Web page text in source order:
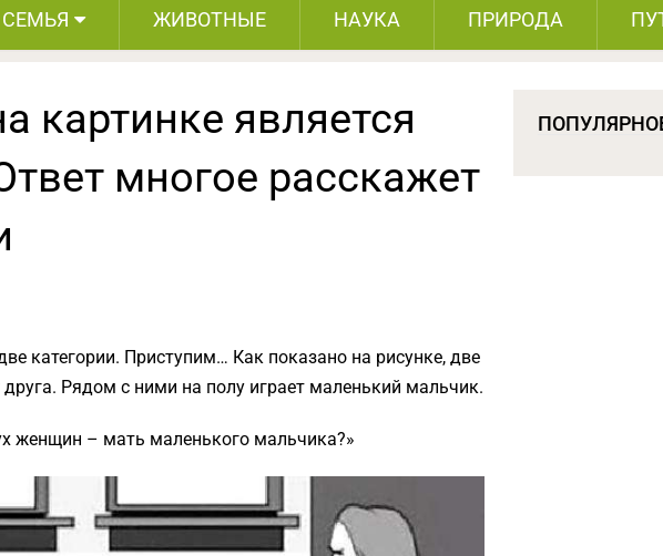
СЕМЬЯ ЖИВОТНЫЕ НАУКА ПРИРОДА
картинке является
многое расскажет
категории. Приступим… Как показано на рисунке, две
Рядом с ними на полу играет маленький мальчик.
женщин – мать маленького мальчика?»